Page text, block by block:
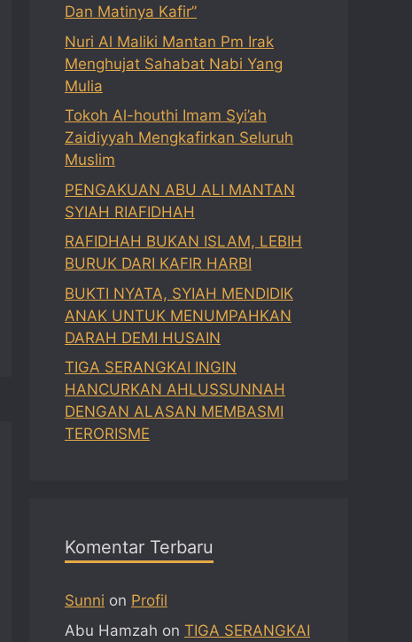
Dan Matinya Kafir”
Nuri Al Maliki Mantan Pm Irak
Menghujat Sahabat Nabi Yang
Mulia
Tokoh Al-houthi Imam Syi’ah
Zaidiyyah Mengkafirkan Seluruh
Muslim
PENGAKUAN ABU ALI MANTAN
SYIAH RIAFIDHAH
RAFIDHAH BUKAN ISLAM, LEBIH
BURUK DARI KAFIR HARBI
BUKTI NYATA, SYIAH MENDIDIK
ANAK UNTUK MENUMPAHKAN
DARAH DEMI HUSAIN
TIGA SERANGKAI INGIN
HANCURKAN AHLUSSUNNAH
DENGAN ALASAN MEMBASMI
TERORISME
Komentar Terbaru
Sunni on Profil
Abu Hamzah on TIGA SERANGKAI